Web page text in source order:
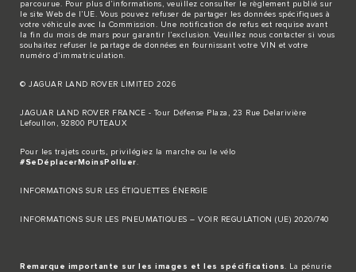
parcourue. Pour plus d’informations, veuillez consulter le règlement publié sur
le site Web de l’UE. Vous pouvez refuser de partager les données spécifiques à
votre véhicule avec la Commission. Une notification de refus est requise avant
la fin du mois de mars pour garantir l’exclusion. Veuillez nous contacter si vous
souhaitez refuser le partage de données en fournissant votre VIN et votre
numéro d’immatriculation.
© JAGUAR LAND ROVER LIMITED 2026
JAGUAR LAND ROVER FRANCE - Tour Défense Plaza, 23 Rue Delarivière
Lefoullon, 92800 PUTEAUX
Pour les trajets courts, privilégiez la marche ou le vélo
#SeDéplacerMoinsPolluer.
INFORMATIONS SUR LES ÉTIQUETTES ÉNERGIE
INFORMATIONS SUR LES PNEUMATIQUES – VOIR REGULATION (UE) 2020/740
Remarque importante sur les images et les spécifications. La pénurie